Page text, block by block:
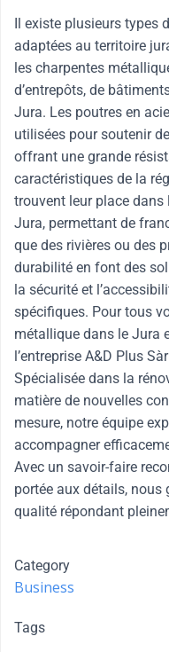
Il existe plusieurs types
adaptées au territoire
les charpentes
d’entrepôts, de
Jura. Les poutres en
utilisées pour soutenir
offrant une grande
caractéristiques de la
trouvent leur place
Jura, permettant de
que des rivières ou des
durabilité en font des
la sécurité et
spécifiques. Pour tous
métallique dans le Jura
l’entreprise A&D Plus
Spécialisée dans la
matière de nouvelles
mesure, notre équipe
accompagner
Avec un savoir-faire
portée aux détails,
qualité répondant
Category
Business
Tags